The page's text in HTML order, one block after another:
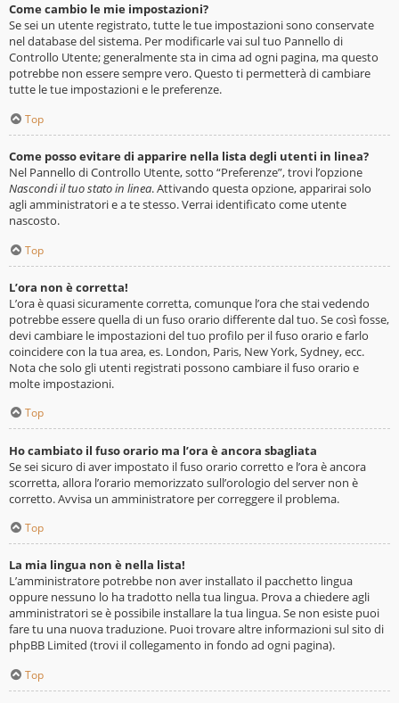
Come cambio le mie impostazioni?
Se sei un utente registrato, tutte le tue impostazioni sono conservate
nel database del sistema. Per modificarle vai sul tuo Pannello di
Controllo Utente; generalmente sta in cima ad ogni pagina, ma questo
potrebbe non essere sempre vero. Questo ti permetterà di cambiare
tutte le tue impostazioni e le preferenze.
Top
Come posso evitare di apparire nella lista degli utenti in linea?
Nel Pannello di Controllo Utente, sotto “Preferenze”, trovi l’opzione
Nascondi il tuo stato in linea. Attivando questa opzione, apparirai solo
agli amministratori e a te stesso. Verrai identificato come utente
nascosto.
Top
L’ora non è corretta!
L’ora è quasi sicuramente corretta, comunque l’ora che stai vedendo
potrebbe essere quella di un fuso orario differente dal tuo. Se così fosse,
devi cambiare le impostazioni del tuo profilo per il fuso orario e farlo
coincidere con la tua area, es. London, Paris, New York, Sydney, ecc.
Nota che solo gli utenti registrati possono cambiare il fuso orario e
molte impostazioni.
Top
Ho cambiato il fuso orario ma l’ora è ancora sbagliata
Se sei sicuro di aver impostato il fuso orario corretto e l’ora è ancora
scorretta, allora l’orario memorizzato sull’orologio del server non è
corretto. Avvisa un amministratore per correggere il problema.
Top
La mia lingua non è nella lista!
L’amministratore potrebbe non aver installato il pacchetto lingua
oppure nessuno lo ha tradotto nella tua lingua. Prova a chiedere agli
amministratori se è possibile installare la tua lingua. Se non esiste puoi
fare tu una nuova traduzione. Puoi trovare altre informazioni sul sito di
phpBB Limited (trovi il collegamento in fondo ad ogni pagina).
Top